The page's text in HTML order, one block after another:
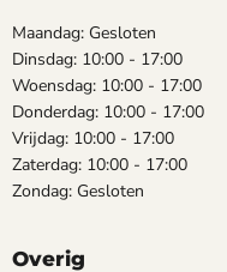
Maandag: Gesloten
Dinsdag: 10:00 - 17:00
Woensdag: 10:00 - 17:00
Donderdag: 10:00 - 17:00
Vrijdag: 10:00 - 17:00
Zaterdag: 10:00 - 17:00
Zondag: Gesloten
Overig